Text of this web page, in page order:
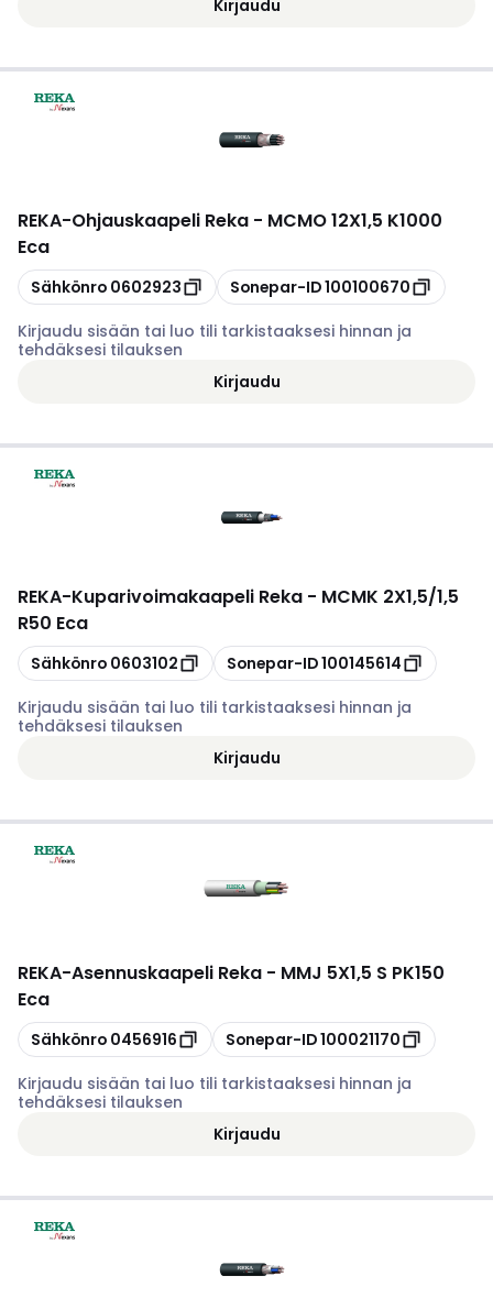
Kirjaudu
REKA-Ohjauskaapeli Reka - MCMO 12X1,5 K1000
Eca
Kopioi
Sähkönro 0602923 Kopioi
Sonepar-ID100100670
Kirjaudu sisään tai luo tili tarkistaaksesi hinnan ja
tehdäksesi tilauksen
Kirjaudu
REKA-Kuparivoimakaapeli Reka - MCMK 2X1,5/1,5
R50 Eca
Kopioi
Sähkönro 0603102 Kopioi
Sonepar-ID100145614
Kirjaudu sisään tai luo tili tarkistaaksesi hinnan ja
tehdäksesi tilauksen
Kirjaudu
REKA-Asennuskaapeli Reka - MMJ 5X1,5 S PK150
Eca
Kopioi
Sähkönro 0456916 Kopioi
Sonepar-ID100021170
Kirjaudu sisään tai luo tili tarkistaaksesi hinnan ja
tehdäksesi tilauksen
Kirjaudu